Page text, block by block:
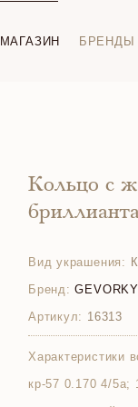
МАГАЗИН БРЕНДЫ
Кольцо с
Вид украшения:
Бренд:
Артикул: 16313
Характеристики
кр-57 0.170 4/5а;